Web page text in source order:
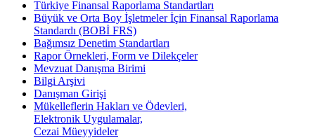
Türkiye Finansal Raporlama Standartları
Büyük ve Orta Boy İşletmeler İçin Finansal Raporlama
Standardı (BOBİ FRS)
Bağımsız Denetim Standartları
Rapor Örnekleri, Form ve Dilekçeler
Mevzuat Danışma Birimi
Bilgi Arşivi
Danışman Girişi
Mükelleflerin Hakları ve Ödevleri,
Elektronik Uygulamalar,
Cezai Müeyyideler